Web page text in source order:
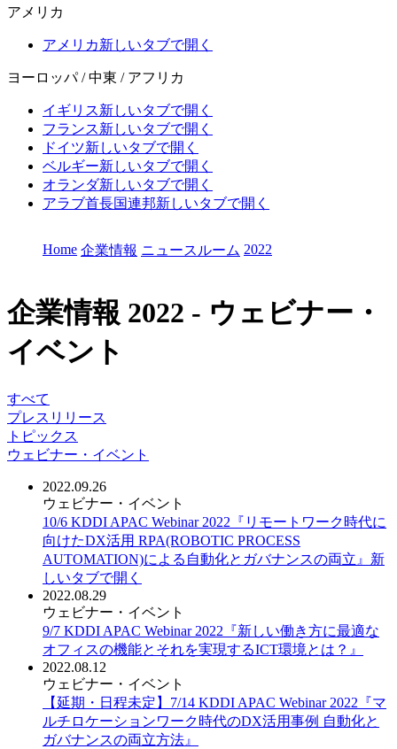
アメリカ
アメリカ新しいタブで開く
ヨーロッパ / 中東 / アフリカ
イギリス新しいタブで開く
フランス新しいタブで開く
ドイツ新しいタブで開く
ベルギー新しいタブで開く
オランダ新しいタブで開く
アラブ首長国連邦新しいタブで開く
Home 企業情報 ニュースルーム 2022
企業情報 2022 - ウェビナー・
イベント
すべて
プレスリリース
トピックス
ウェビナー・イベント
2022.09.26
ウェビナー・イベント
10/6 KDDI APAC Webinar 2022『リモートワーク時代に
向けたDX活用 RPA(ROBOTIC PROCESS
AUTOMATION)による自動化とガバナンスの両立』 新
しいタブで開く
2022.08.29
ウェビナー・イベント
9/7 KDDI APAC Webinar 2022『新しい働き方に最適な
オフィスの機能とそれを実現するICT環境とは？』
2022.08.12
ウェビナー・イベント
【延期・日程未定】7/14 KDDI APAC Webinar 2022『マ
ルチロケーションワーク時代のDX活用事例 自動化と
ガバナンスの両立方法』